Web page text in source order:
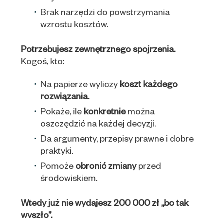
Brak narzędzi do powstrzymania
wzrostu kosztów.
Potrzebujesz zewnętrznego spojrzenia.
Kogoś, kto:
Na papierze wyliczy koszt każdego
rozwiązania.
Pokaże, ile konkretniemożna
oszczędzić na każdej decyzji.
Da argumenty, przepisy prawne i dobre
praktyki.
Pomoże obronić zmianyprzed
środowiskiem.
Wtedy już nie wydajesz 200 000 zł „bo tak